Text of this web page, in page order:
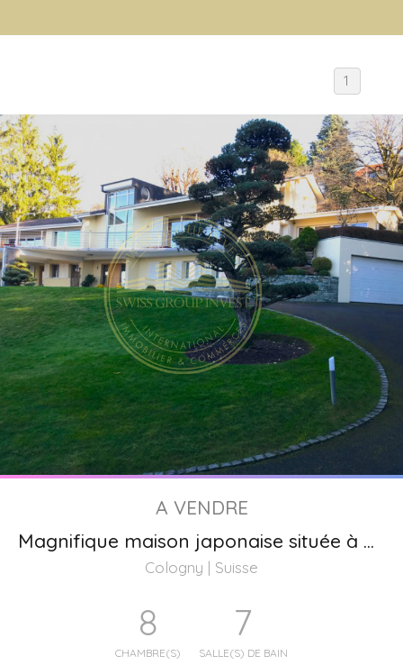
1
A VENDRE
Magnifique maison japonaise située à Cologny Genève
Cologny | Suisse
8
CHAMBRE(S)
7
SALLE(S) DE BAIN